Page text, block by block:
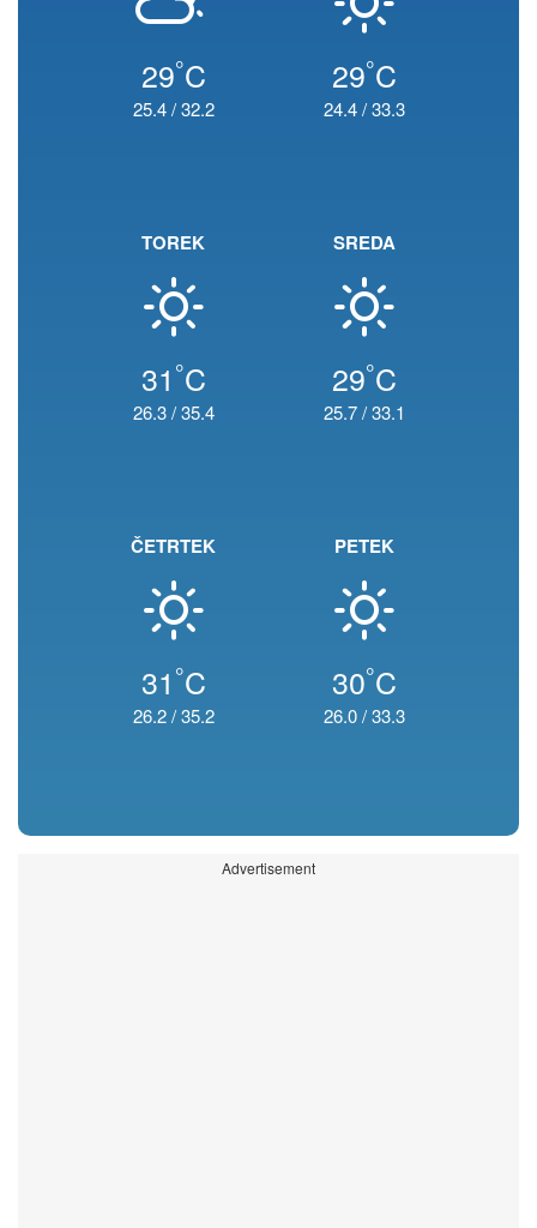
29°C
25.4/32.2
29°C
24.4/33.3
TOREK
31 °C
26.3/35.4
SREDA
29°C
25.7/33.1
ČETRTEK
31 °C
26.2/35.2
PETEK
30°C
26.0/33.3
Advertisement